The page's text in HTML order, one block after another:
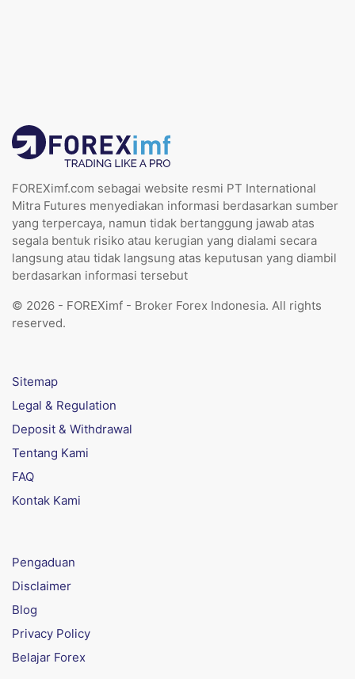
FOREXimf.com sebagai website resmi PT International
Mitra Futures menyediakan informasi berdasarkan sumber
yang terpercaya, namun tidak bertanggung jawab atas
segala bentuk risiko atau kerugian yang dialami secara
langsung atau tidak langsung atas keputusan yang diambil
berdasarkan informasi tersebut
© 2026 - FOREXimf - Broker Forex Indonesia. All rights
reserved.
Sitemap
Legal & Regulation
Deposit & Withdrawal
Tentang Kami
FAQ
Kontak Kami
Pengaduan
Disclaimer
Blog
Privacy Policy
Belajar Forex